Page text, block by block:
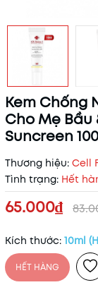
Kem Chống
Cho Mẹ Bầu
Suncreen
Thương hiệu: Cell
Tình trạng: Hết
65.000₫
Kích thước: 10ml
HẾT HÀNG